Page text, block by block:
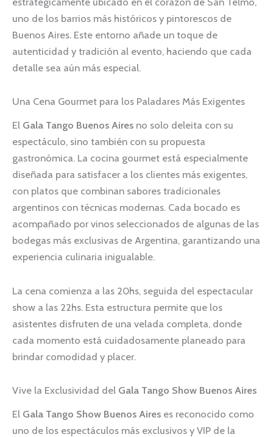
uno de los barrios más históricos y pintorescos de
Buenos Aires. Este entorno añade un toque de
autenticidad y tradición al evento, haciendo que cada
detalle sea aún más especial.
Una Cena Gourmet para los Paladares Más Exigentes
El Gala Tango Buenos Aires no solo deleita con su
espectáculo, sino también con su propuesta
gastronómica. La cocina gourmet está especialmente
diseñada para satisfacer a los clientes más exigentes,
con platos que combinan sabores tradicionales
argentinos con técnicas modernas. Cada bocado es
acompañado por vinos seleccionados de algunas de las
bodegas más exclusivas de Argentina, garantizando una
experiencia culinaria inigualable.
La cena comienza a las 20hs, seguida del espectacular
show a las 22hs. Esta estructura permite que los
asistentes disfruten de una velada completa, donde
cada momento está cuidadosamente planeado para
brindar comodidad y placer.
Vive la Exclusividad del Gala Tango Show Buenos Aires
El Gala Tango Show Buenos Aires es reconocido como
uno de los espectáculos más exclusivos y VIP de la